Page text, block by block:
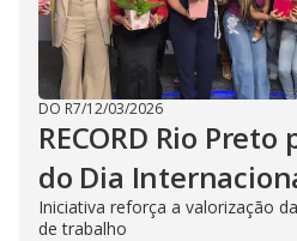
DO R7/12/03/2026
RECORD Rio
do Dia
Iniciativa reforça a valorização
de trabalho